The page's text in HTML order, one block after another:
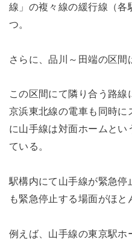
線」の複々線の緩行線（
つ。
さらに、品川～田端の区間
この区間にて隣り合う路線
京浜東北線の電車も同時
に山手線は対面ホームとい
ている。
駅構内にて山手線が緊急
も緊急停止する場面がほと
例えば、山手線の東京駅